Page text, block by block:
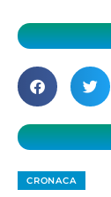
CRONACA